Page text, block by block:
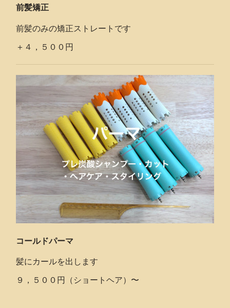
前髪矯正
前髪のみの矯正ストレートです
＋４，５００円
コールドパーマ
髪にカールを出します
９，５００円（ショートヘア）〜